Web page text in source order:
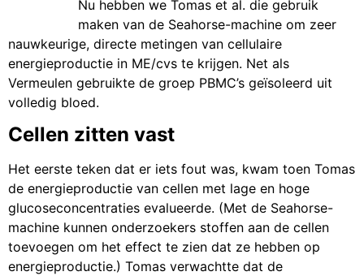
Nu hebben we Tomas et al. die gebruik
maken van de Seahorse-machine om zeer
nauwkeurige, directe metingen van cellulaire
energieproductie in ME/cvs te krijgen. Net als
Vermeulen gebruikte de groep PBMC’s geïsoleerd uit
volledig bloed.
Cellen zitten vast
Het eerste teken dat er iets fout was, kwam toen Tomas
de energieproductie van cellen met lage en hoge
glucoseconcentraties evalueerde. (Met de Seahorse-
machine kunnen onderzoekers stoffen aan de cellen
toevoegen om het effect te zien dat ze hebben op
energieproductie.) Tomas verwachtte dat de